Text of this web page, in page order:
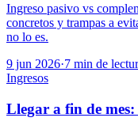
Ingreso pasivo vs
concretos y trampas a
no lo es.
9 jun 2026·7 min de
Ingresos
Llegar a fin de mes: